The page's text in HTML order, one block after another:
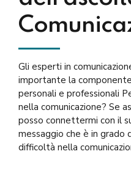
Gli esperti in
importante la
personali e professionali
nella comunicazione? Se
posso connettermi con il
messaggio che è in grado
difficoltà nella